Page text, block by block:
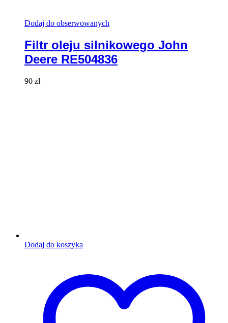
Dodaj do obserwowanych
Filtr oleju silnikowego John
Deere RE504836
90 zł
Dodaj do koszyka